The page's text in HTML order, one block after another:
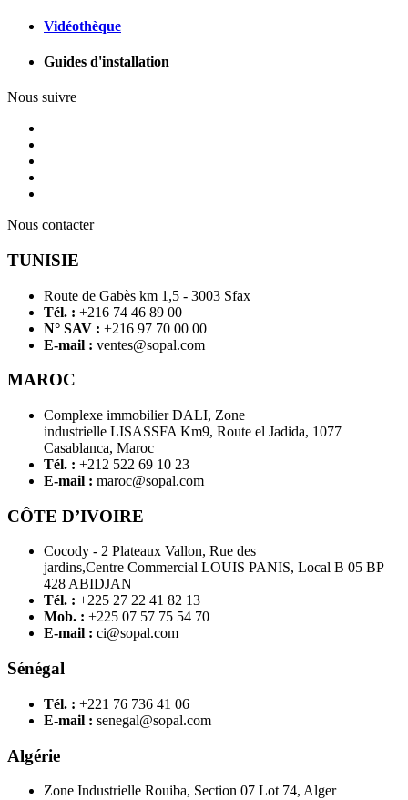
Vidéothèque
Guides d'installation
Nous suivre
Nous contacter
TUNISIE
Route de Gabès km 1,5 - 3003 Sfax
Tél. : +216 74 46 89 00
N° SAV : +216 97 70 00 00
E-mail : ventes@sopal.com
MAROC
Complexe immobilier DALI, Zone
industrielle LISASSFA Km9, Route el Jadida, 1077
Casablanca, Maroc
Tél. : +212 522 69 10 23
E-mail : maroc@sopal.com
CÔTE D’IVOIRE
Cocody - 2 Plateaux Vallon, Rue des
jardins,Centre Commercial LOUIS PANIS, Local B 05 BP
428 ABIDJAN
Tél. : +225 27 22 41 82 13
Mob. : +225 07 57 75 54 70
E-mail : ci@sopal.com
Sénégal
Tél. : +221 76 736 41 06
E-mail : senegal@sopal.com
Algérie
Zone Industrielle Rouiba, Section 07 Lot 74, Alger